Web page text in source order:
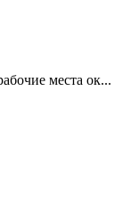
места ок...